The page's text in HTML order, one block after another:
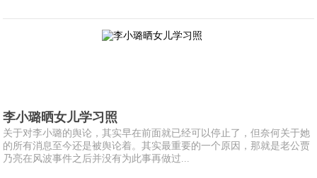
李小璐晒女儿学习照
关于对李小璐的舆论，其实早在前面就已经可以停止了，但奈何关于她
的所有消息至今还是被舆论着。其实最重要的一个原因，那就是老公贾
乃亮在风波事件之后并没有为此事再做过...